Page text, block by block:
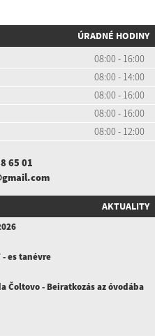
ÚRADNÉ HODINY
08:00 - 16:00
08:00 - 14:00
08:00 - 16:00
08:00 - 16:00
08:00 - 12:00
65 01
AKTUALITY
- es tanévre
Čoltovo - Beiratkozás az óvodába